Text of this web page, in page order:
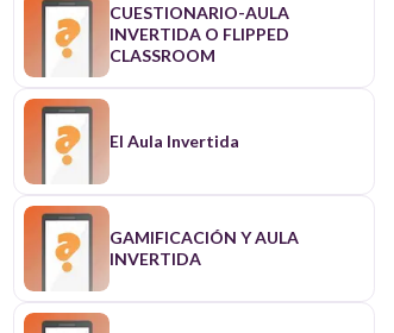
CUESTIONARIO-AULA
INVERTIDA O FLIPPED
CLASSROOM
El Aula Invertida
GAMIFICACIÓN Y AULA
INVERTIDA